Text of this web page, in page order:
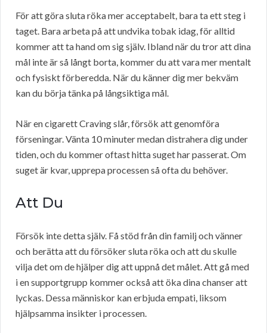
För att göra sluta röka mer acceptabelt, bara ta ett steg i
taget. Bara arbeta på att undvika tobak idag, för alltid
kommer att ta hand om sig själv. Ibland när du tror att dina
mål inte är så långt borta, kommer du att vara mer mentalt
och fysiskt förberedda. När du känner dig mer bekväm
kan du börja tänka på långsiktiga mål.
När en cigarett Craving slår, försök att genomföra
förseningar. Vänta 10 minuter medan distrahera dig under
tiden, och du kommer oftast hitta suget har passerat. Om
suget är kvar, upprepa processen så ofta du behöver.
Att Du
Försök inte detta själv. Få stöd från din familj och vänner
och berätta att du försöker sluta röka och att du skulle
vilja det om de hjälper dig att uppnå det målet. Att gå med
i en supportgrupp kommer också att öka dina chanser att
lyckas. Dessa människor kan erbjuda empati, liksom
hjälpsamma insikter i processen.